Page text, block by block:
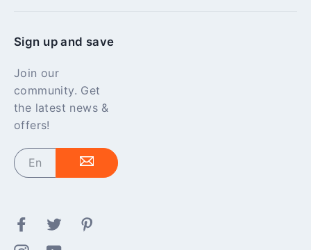
Sign up and save
Join our
community. Get
the latest news &
offers!
Enter
your
Facebook
Twitter